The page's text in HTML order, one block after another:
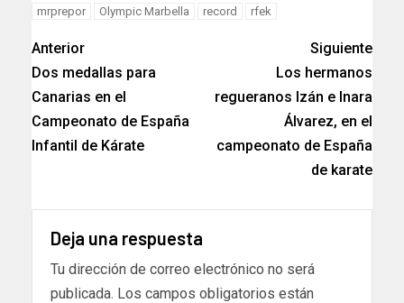
mrprepor
Olympic Marbella record rfek
Anterior
Dos medallas para
Canarias en el
Campeonato de España
Infantil de Kárate
Siguiente
Los hermanos
regueranos Izán e Inara
Álvarez, en el
campeonato de España
de karate
Deja una respuesta
Tu dirección de correo electrónico no será
publicada. Los campos obligatorios están